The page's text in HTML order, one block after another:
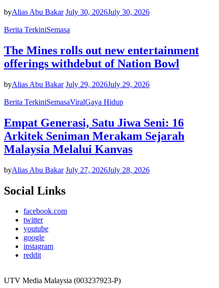
byAlias Abu Bakar July 30, 2026July 30, 2026
Berita TerkiniSemasa
The Mines rolls out new entertainment
offerings withdebut of Nation Bowl
byAlias Abu Bakar July 29, 2026July 29, 2026
Berita TerkiniSemasaViralGaya Hidup
Empat Generasi, Satu Jiwa Seni: 16
Arkitek Seniman Merakam Sejarah
Malaysia Melalui Kanvas
byAlias Abu Bakar July 27, 2026July 28, 2026
Social Links
facebook.com
twitter
youtube
google
instagram
reddit
UTV Media Malaysia (003237923-P)